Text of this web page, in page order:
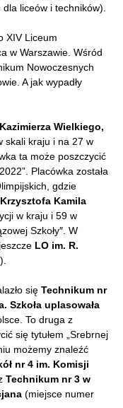
dla liceów i techników).
XIV Liceum
w Warszawie. Wśród
Nowoczesnych
A jak wypadły
Wielkiego,
skali kraju i na 27 w
ta może poszczycić
Placówka została
gdzie
Kamila
w kraju i 59 w
Szkoły″. W
LO im. R.
się Technikum nr
Szkoła uplasowała
To druga z
się tytułem „Srebrnej
możemy znaleźć
nr 4 im. Komisji
Technikum nr 3 w
(miejsce numer